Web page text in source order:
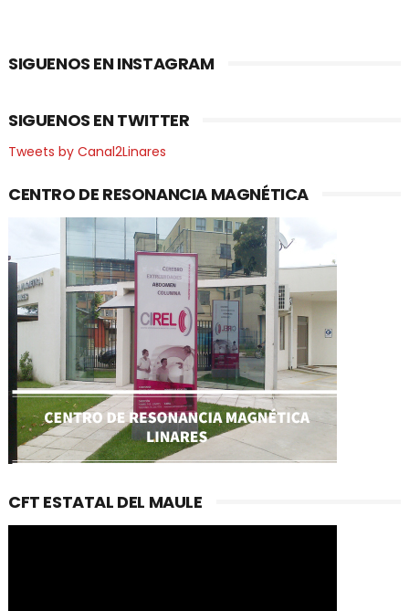
SIGUENOS EN INSTAGRAM
SIGUENOS EN TWITTER
Tweets by Canal2Linares
CENTRO DE RESONANCIA MAGNÉTICA
CFT ESTATAL DEL MAULE